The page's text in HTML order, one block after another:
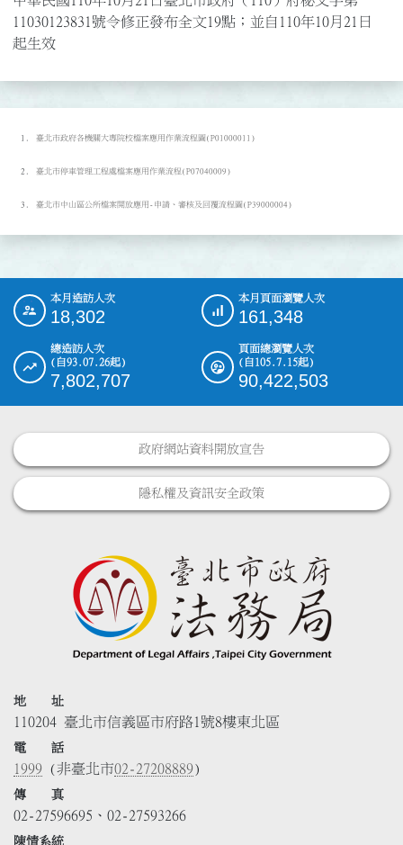
11030123831號令修正發布全文19點；並自110年10月21日
起生效
臺北市政府各機關大專院校檔案應用作業流程圖(P01000011)
臺北市停車管理工程處檔案應用作業流程(P07040009)
臺北市中山區公所檔案開放應用-申請、審核及回覆流程圖(P39000004)
::: 本月造訪人次
18,302
本月頁面瀏覽人次
161,348
總造訪人次
(自93.07.26起)
7,802,707
頁面總瀏覽人次
(自105.7.15起)
90,422,503
政府網站資料開放宣告
隱私權及資訊安全政策
地 址
110204 臺北市信義區市府路1號8樓東北區
電 話
1999 (非臺北市02-27208889)
傳 真
02-27596695、02-27593266
陳情系統